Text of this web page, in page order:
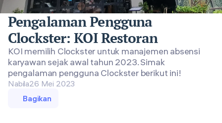
Pengalaman Pengguna
Clockster: KOI Restoran
KOI memilih Clockster untuk manajemen absensi
karyawan sejak awal tahun 2023. Simak
pengalaman pengguna Clockster berikut ini!
Nabila26 Mei 2023
Bagikan